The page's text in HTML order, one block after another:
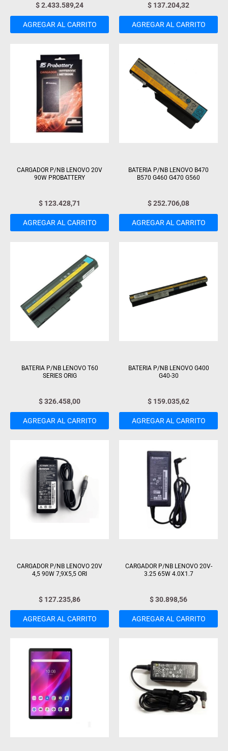
$2.433.589,24
AGREGAR AL CARRITO
$ 137.204,32
AGREGAR AL CARRITO
CARGADOR P/NB LENOVO 20V
90W PROBATTERY
$ 123.428,71
AGREGAR AL CARRITO
BATERIA P/NB LENOVO B470
B570 G460 G470 G560
$252.706,08
AGREGAR AL CARRITO
BATERIA P/NB LENOVO T60
SERIES ORIG
$326.458,00
AGREGAR AL CARRITO
BATERIA P/NB LENOVO G400
G40-30
$ 159.035,62
AGREGAR AL CARRITO
CARGADOR P/NB LENOVO 20V
4,5 90W 7,9X5,5 ORI
$ 127.235,86
AGREGAR AL CARRITO
CARGADOR P/NB LENOVO 20V-
3.25 65W 4.0X1.7
$30.898,56
AGREGAR AL CARRITO